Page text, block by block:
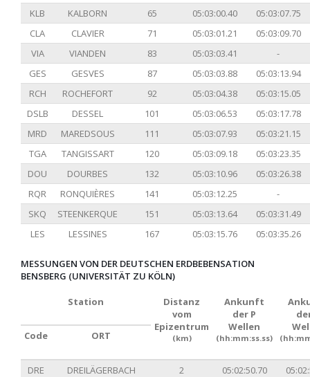
KLB
KALBORN 65 05:03:00.40
05:03:07.75
CLA
CLAVIER 71 05:03:01.21
05:03:09.70
VIA
VIANDEN 83 05:03:03.41
-
GES
GESVES 87 05:03:03.88
05:03:13.94
RCH
ROCHEFORT 92 05:03:04.38
05:03:15.05
DSLB
DESSEL 101 05:03:06.53
05:03:17.78
MRD
MAREDSOUS 111 05:03:07.93
05:03:21.15
TGA
TANGISSART 120 05:03:09.18
05:03:23.35
DOU
DOURBES 132 05:03:10.96
05:03:26.38
RQR
RONQUIÈRES 141 05:03:12.25
-
SKQ
STEENKERQUE 151 05:03:13.64
05:03:31.49
LES
LESSINES 167 05:03:15.76 05:03:35.26
MESSUNGEN VON DER DEUTSCHEN ERDBEBENSATION
BENSBERG (UNIVERSITÄT ZU KÖLN)
Station
Distanz
vom
Epizentrum
(km)
Ankunft
der P
Wellen
(hh:mm:ss.ss)
Code ORT
DRE DREILÄGERBACH 2 05:02:50.70